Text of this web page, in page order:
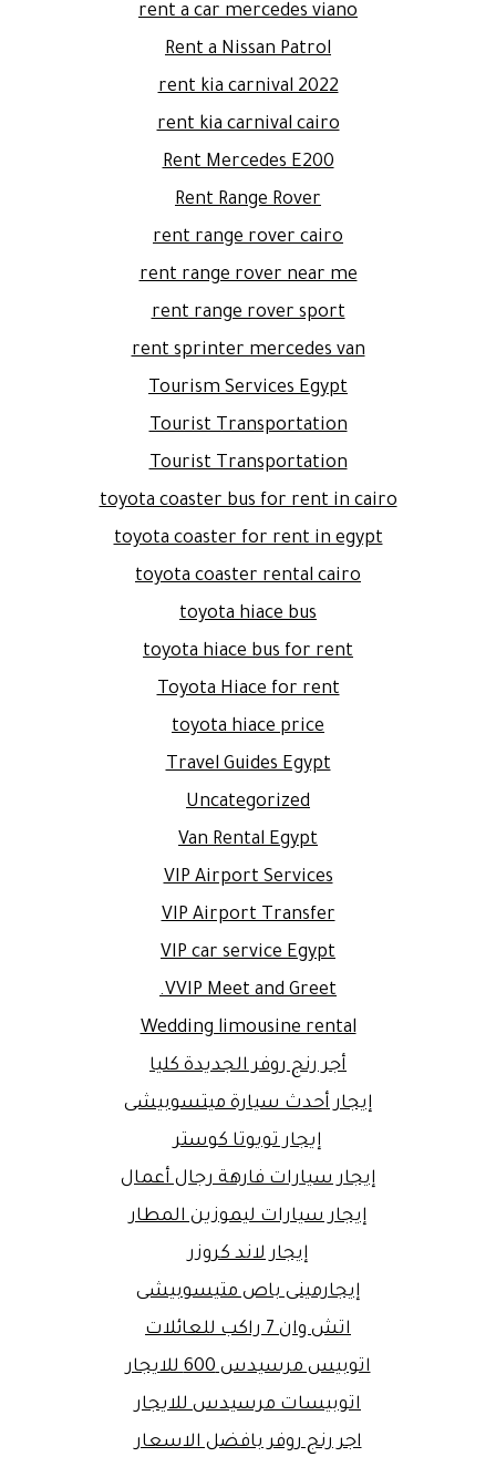
rent a car mercedes viano
Rent a Nissan Patrol
rent kia carnival 2022
rent kia carnival cairo
Rent Mercedes E200
Rent Range Rover
rent range rover cairo
rent range rover near me
rent range rover sport
rent sprinter mercedes van
Tourism Services Egypt
Tourist Transportation
Tourist Transportation
toyota coaster bus for rent in cairo
toyota coaster for rent in egypt
toyota coaster rental cairo
toyota hiace bus
toyota hiace bus for rent
Toyota Hiace for rent
toyota hiace price
Travel Guides Egypt
Uncategorized
Van Rental Egypt
VIP Airport Services
VIP Airport Transfer
VIP car service Egypt
VVIP Meet and Greet.
Wedding limousine rental
أجر رنج روفر الجديدة كليا
إيجار أحدث سيارة ميتسوبيشى
إيجار تويوتا كوستر
إيجار سيارات فارهة رجال أعمال
إيجار سيارات ليموزين المطار
إيجار لاند كروزر
إيجارمينى باص متيسوبيشى
اتش وان 7 راكب للعائلات
اتوبيس مرسيدس 600 للايجار
اتوبيسات مرسيدس للايجار
اجر رنج روفر بافضل الاسعار